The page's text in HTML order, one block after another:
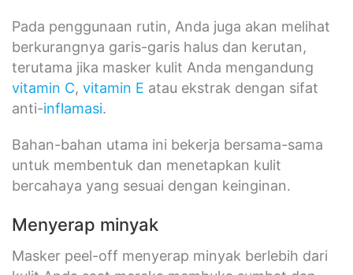
Pada penggunaan rutin, Anda juga akan melihat
berkurangnya garis-garis halus dan kerutan,
terutama jika masker kulit Anda mengandung
vitamin C, vitamin E atau ekstrak dengan sifat
anti-inflamasi.
Bahan-bahan utama ini bekerja bersama-sama
untuk membentuk dan menetapkan kulit
bercahaya yang sesuai dengan keinginan.
Menyerap minyak
Masker peel-off menyerap minyak berlebih dari